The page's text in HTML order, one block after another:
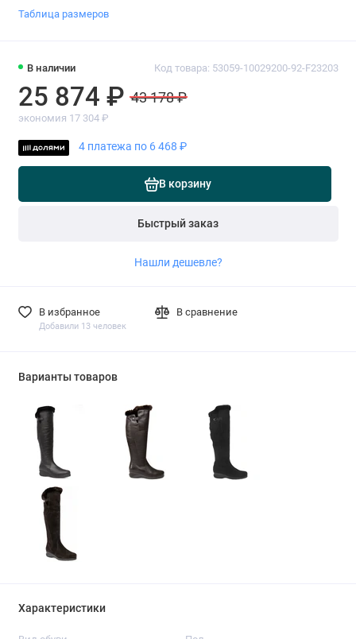
В наличии Код товара: 53059-10029200-92-F23203
25 874 ₽ 43 178 ₽
экономия 17 304 ₽
4 платежа по 6 468 ₽
В корзину
Быстрый заказ
Нашли дешевле?
В избранное
Добавили 13 человек
В сравнение
Таблица размеров
Варианты товаров
Характеристики